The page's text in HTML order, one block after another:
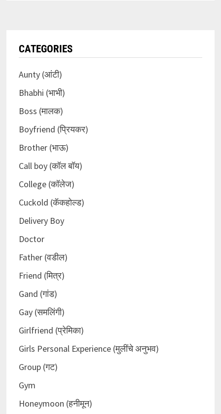
CATEGORIES
Aunty (आंटी)
Bhabhi (भाभी)
Boss (मालक)
Boyfriend (प्रियकर)
Brother (भाऊ)
Call boy (कॉल बॉय)
College (कॉलेज)
Cuckold (कॅकहोल्ड)
Delivery Boy
Doctor
Father (वडील)
Friend (मित्र)
Gand (गांड)
Gay (समलिंगी)
Girlfriend (प्रेमिका)
Girls Personal Experience (मुलींचे अनुभव)
Group (गट)
Gym
Honeymoon (हनीमून)